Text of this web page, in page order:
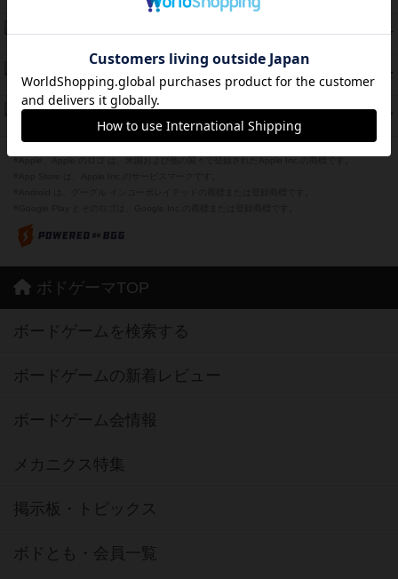
39 PT
PT
スーパーストア3000
紹介文なし 1件の投稿
37 PT
フリップ７：復讐心とともに
紹介文なし 2件の投稿
ボドゲーマTOP
ボードゲームを検索する
ボードゲームの新着レビュー
ボードゲーム会情報
メカニクス特集
掲示板・トピックス
ボドとも・会員一覧